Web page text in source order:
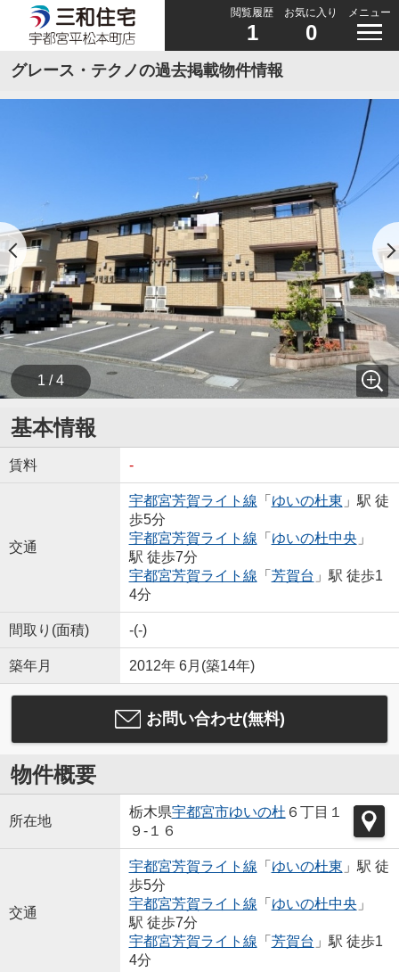
閲覧履歴
1
お気に入り
0
メニュー
グレース・テクノの過去掲載物件情報
1 / 4
基本情報
賃料 -
交通
宇都宮芳賀ライト線 「 ゆいの杜東 」駅 徒
歩5分
宇都宮芳賀ライト線 「 ゆいの杜中央 」
駅 徒歩7分
宇都宮芳賀ライト線 「 芳賀台 」駅 徒歩1
4分
間取り(面積) -(-)
築年月 2012年 6月(築14年)
お問い合わせ(無料)
物件概要
所在地
栃木県宇都宮市ゆいの杜 ６丁目１
９-１６
交通
宇都宮芳賀ライト線 「 ゆいの杜東 」駅 徒
歩5分
宇都宮芳賀ライト線 「 ゆいの杜中央 」
駅 徒歩7分
宇都宮芳賀ライト線 「 芳賀台 」駅 徒歩1
4分